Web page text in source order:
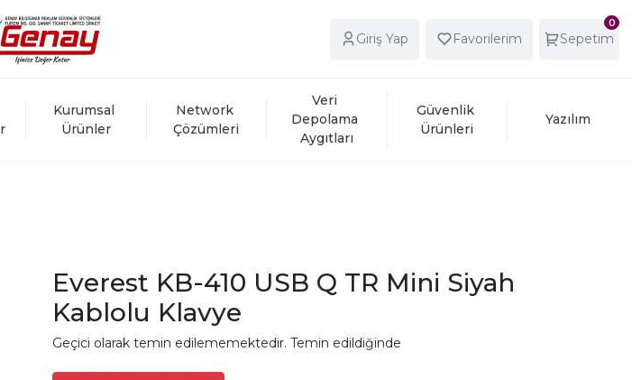
Giriş Yap Favorilerim
0
Sepetim
Kurumsal
Ürünler
Network
Çözümleri
Veri
Depolama
Aygıtları
Güvenlik
Ürünleri
Yazılım
Everest KB-410 USB Q TR Mini Siyah
Kablolu Klavye
Geçici olarak temin edilememektedir. Temin edildiğinde